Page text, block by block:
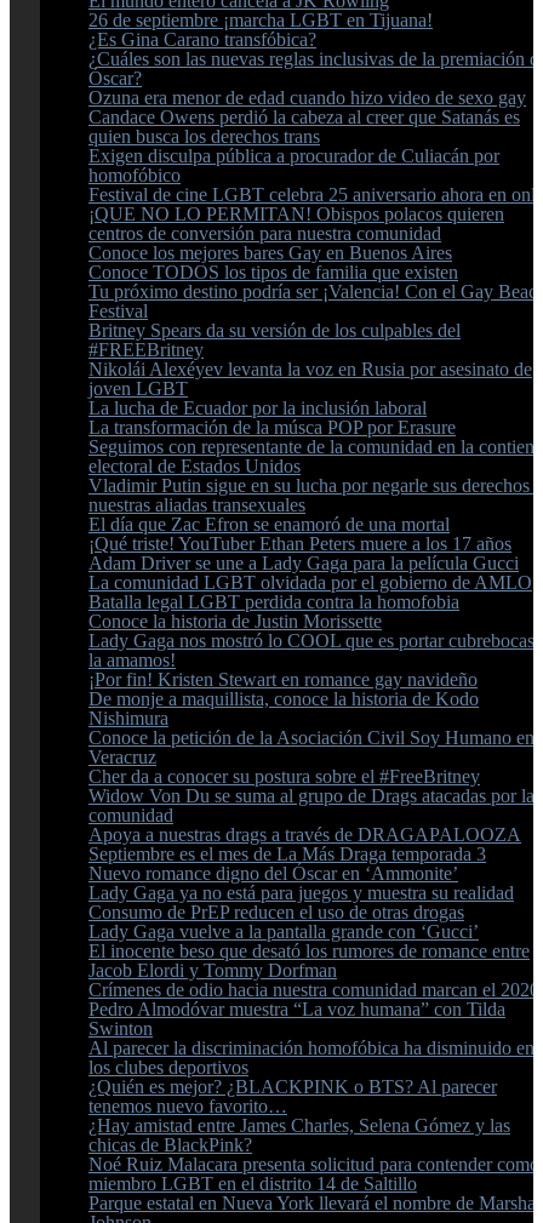
26 de septiembre ¡marcha LGBT en Tijuana!
¿Es Gina Carano transfóbica?
¿Cuáles son las nuevas reglas inclusivas de la premiación
Óscar?
Ozuna era menor de edad cuando hizo video de sexo gay
Candace Owens perdió la cabeza al creer que Satanás es
quien busca los derechos trans
Exigen disculpa pública a procurador de Culiacán por
homofóbico
Festival de cine LGBT celebra 25 aniversario ahora en
¡QUE NO LO PERMITAN! Obispos polacos quieren
centros de conversión para nuestra comunidad
Conoce los mejores bares Gay en Buenos Aires
Conoce TODOS los tipos de familia que existen
Tu próximo destino podría ser ¡Valencia! Con el Gay
Festival
Britney Spears da su versión de los culpables del
#FREEBritney
Nikolái Alexéyev levanta la voz en Rusia por asesinato de
joven LGBT
La lucha de Ecuador por la inclusión laboral
La transformación de la músca POP por Erasure
Seguimos con representante de la comunidad en la
electoral de Estados Unidos
Vladimir Putin sigue en su lucha por negarle sus derechos a
nuestras aliadas transexuales
El día que Zac Efron se enamoró de una mortal
¡Qué triste! YouTuber Ethan Peters muere a los 17 años
Adam Driver se une a Lady Gaga para la película Gucci
La comunidad LGBT olvidada por el gobierno de AMLO
Batalla legal LGBT perdida contra la homofobia
Conoce la historia de Justin Morissette
Lady Gaga nos mostró lo COOL que es portar cubrebocas
la amamos!
¡Por fin! Kristen Stewart en romance gay navideño
De monje a maquillista, conoce la historia de Kodo
Nishimura
Conoce la petición de la Asociación Civil Soy Humano en
Veracruz
Cher da a conocer su postura sobre el #FreeBritney
Widow Von Du se suma al grupo de Drags atacadas por la
comunidad
Apoya a nuestras drags a través de DRAGAPALOOZA
Septiembre es el mes de La Más Draga temporada 3
Nuevo romance digno del Óscar en ‘Ammonite’
Lady Gaga ya no está para juegos y muestra su realidad
Consumo de PrEP reducen el uso de otras drogas
Lady Gaga vuelve a la pantalla grande con ‘Gucci’
El inocente beso que desató los rumores de romance entre
Jacob Elordi y Tommy Dorfman
Crímenes de odio hacia nuestra comunidad marcan el 2020
Pedro Almodóvar muestra “La voz humana” con Tilda
Swinton
Al parecer la discriminación homofóbica ha disminuido en
los clubes deportivos
¿Quién es mejor? ¿BLACKPINK o BTS? Al parecer
tenemos nuevo favorito…
¿Hay amistad entre James Charles, Selena Gómez y las
chicas de BlackPink?
Noé Ruiz Malacara presenta solicitud para contender como
miembro LGBT en el distrito 14 de Saltillo
Parque estatal en Nueva York llevará el nombre de Marsha